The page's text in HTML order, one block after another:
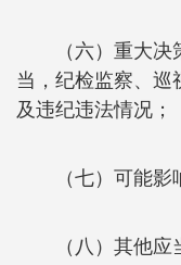
（六）重大
当，纪检监察、巡
及违纪违法情况；
（七）可能
（八）其他